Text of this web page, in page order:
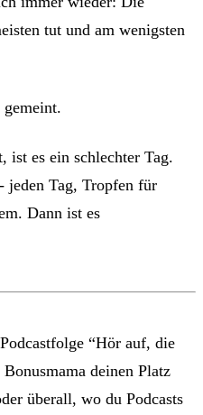
tut und am wenigsten
ist es ein schlechter Tag.
jeden Tag, Tropfen für
Dann ist es
“Hör auf, die
deinen Platz
überall, wo du Podcasts